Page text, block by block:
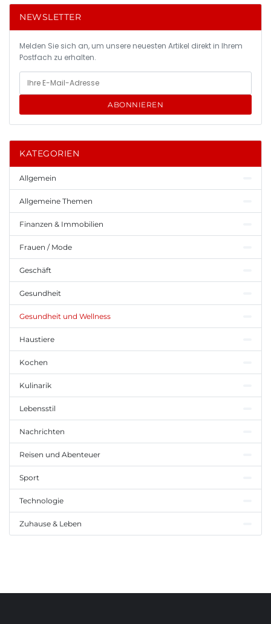
NEWSLETTER
Melden Sie sich an, um unsere neuesten Artikel direkt in Ihrem
Postfach zu erhalten.
ABONNIEREN
KATEGORIEN
Allgemein
Allgemeine Themen
Finanzen & Immobilien
Frauen / Mode
Geschäft
Gesundheit
Gesundheit und Wellness
Haustiere
Kochen
Kulinarik
Lebensstil
Nachrichten
Reisen und Abenteuer
Sport
Technologie
Zuhause & Leben